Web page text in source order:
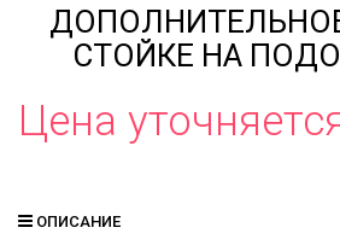
СТОЙКЕ НА
Цена
ОПИСАНИЕ